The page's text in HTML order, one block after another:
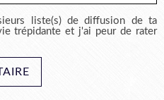
liste(s) de diffusion de ta
trépidante et j'ai peur de rater